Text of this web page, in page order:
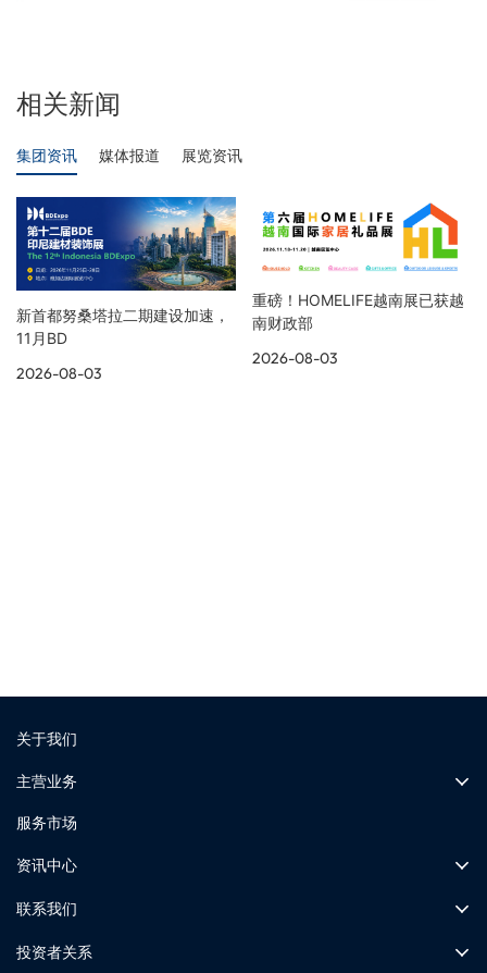
相关新闻
集团资讯 媒体报道 展览资讯
新首都努桑塔拉二期建设加速，
11月BD
2026-08-03
重磅！HOMELIFE越南展已获越
南财政部
2026-08-03
关于我们
主营业务
服务市场
资讯中心
联系我们
投资者关系